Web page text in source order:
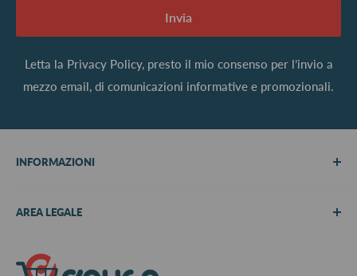
Invia
Letta la Privacy Policy, presto il mio consenso per l’invio a
mezzo email, di comunicazioni informative e promozionali.
INFORMAZIONI
Metodi di pagamento
Richiedi preventivo
AREA LEGALE
Informativa su resi e rimborsi